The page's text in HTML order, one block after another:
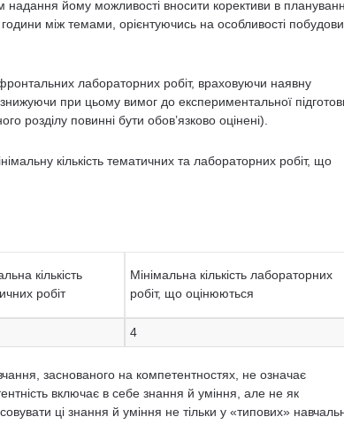
йому можливості вносити корективи в
між темами, орієнтуючись на особливості побудови
лабораторних робіт, враховуючи наявну
при цьому вимог до експериментальної
розділу повинні бути обов’язково оцінені).
кількість тематичних та лабораторних робіт, що
кількість
робіт
Мінімальна кількість лабораторних
робіт, що оцінюються
4
заснованого на компетентностях, не означає
включає в себе знання й уміння, але не як
ці знання й уміння не тільки у «типових»